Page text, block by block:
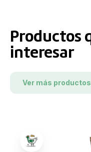
Productos
interesar
Ver más productos